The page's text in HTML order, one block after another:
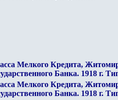
Мелкого Кредита,
Банка. 1918 г.
Мелкого Кредита,
Банка. 1918 г.